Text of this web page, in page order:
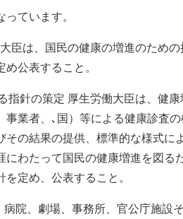
ています。
臣は、国民の健康の増進のための
公表すること。
指針の策定 厚生労働大臣は、健康
事業者、､国）等による健康診査の
その結果の提供、標準的な様式に
にわたって国民の健康増進を図る
定め、公表すること。
病院、劇場、事務所、官公庁施設そ